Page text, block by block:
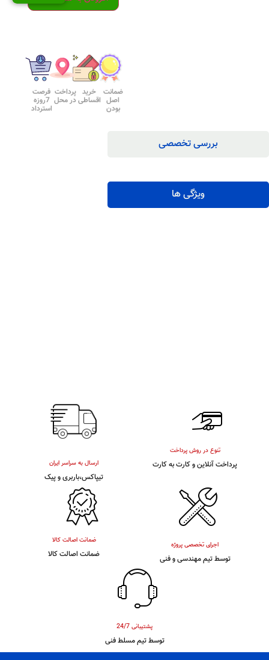
ضمانت
اصل
بودن
خرید
اقساطی
پرداخت
در محل
فرصت
7روزه
استرداد
بررسی تخصصی
ویژگی ها
تنوع در روش پرداخت
پرداخت آنلاین و کارت به کارت ارسال به سراسر ایران
تیپاکس،باربری و پیک
اجرای تخصصی پروژه
توسط تیم مهندسی و فنی
ضمانت اصالت کالا
ضمانت اصالت کالا
پشتیبانی 24/7
توسط تیم مسلط فنی